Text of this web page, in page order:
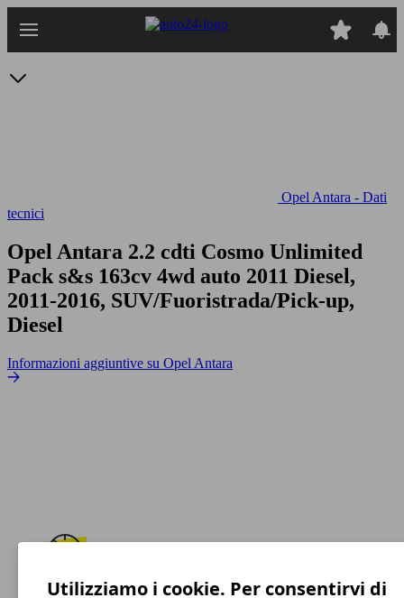
Opel Antara - Dati
tecnici
Opel Antara 2.2 cdti Cosmo Unlimited
Pack s&s 163cv 4wd auto 2011 Diesel,
2011-2016, SUV/Fuoristrada/Pick-up,
Diesel
Informazioni aggiuntive su Opel Antara
182 km/h
Utilizziamo i cookie. Per consentirvi di